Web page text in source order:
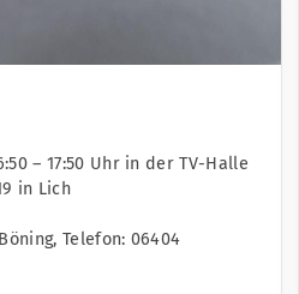
– 17:50 Uhr in der TV-Halle
in Lich
Telefon: 06404 6679148